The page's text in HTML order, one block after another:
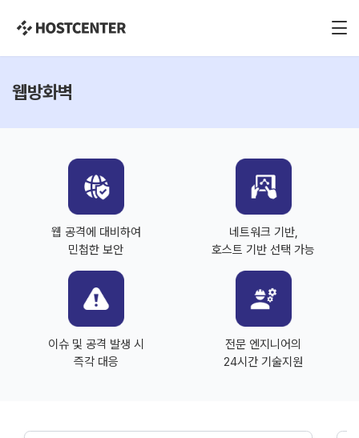
웹방화벽
웹 공격에 대비하여
민첩한 보안
네트워크 기반,
호스트 기반 선택 가능
이슈 및 공격 발생 시
즉각 대응
전문 엔지니어의
24시간 기술지원